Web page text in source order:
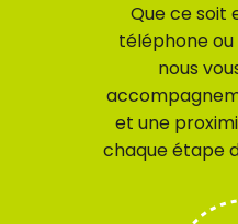
Que ce soit
téléphone ou
nous
et une
chaque étape